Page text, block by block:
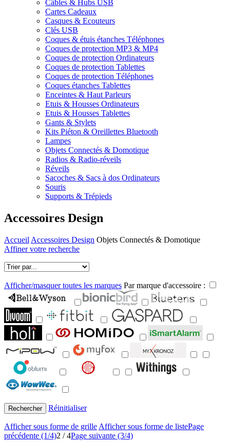
Câbles & Hubs USB
Cartes Cadeaux
Casques & Ecouteurs
Clés USB
Coques & étuis étanches Téléphones
Coques de protection MP3 & MP4
Coques de protection Ordinateurs
Coques de protection Tablettes
Coques de protection Téléphones
Coques étanches Tablettes
Enceintes & Haut Parleurs
Etuis & Housses Ordinateurs
Etuis & Housses Tablettes
Gants & Stylets
Kits Piéton & Oreillettes Bluetooth
Lampes
Objets Connectés & Domotique
Radios & Radio-réveils
Réveils
Sacoches & Sacs à dos Ordinateurs
Souris
Supports & Trépieds
Accessoires Design
Accueil Accessoires Design Objets Connectés & Domotique
Affiner votre recherche
Afficher/masquer toutes les marques Par marque d'accessoire :
Rechercher Réinitialiser
Afficher sous forme de grille Afficher sous forme de listePage
précédente (1/4)2 / 4Page suivante (3/4)